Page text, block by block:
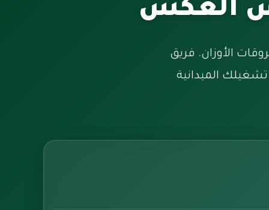
العكس
الأوزان. فريق
الميدانية